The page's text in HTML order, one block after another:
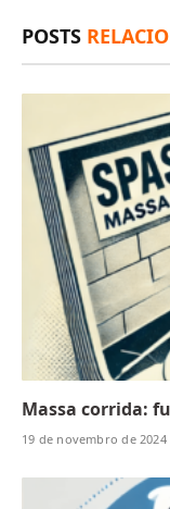
POSTS
Massa corrida:
19 de novembro de 2024